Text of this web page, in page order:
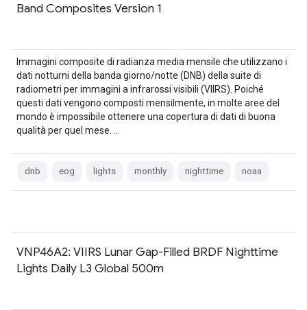
Band Composites Version 1
Immagini composite di radianza media mensile che utilizzano i
dati notturni della banda giorno/notte (DNB) della suite di
radiometri per immagini a infrarossi visibili (VIIRS). Poiché
questi dati vengono composti mensilmente, in molte aree del
mondo è impossibile ottenere una copertura di dati di buona
qualità per quel mese. …
dnb eog lights monthly nighttime noaa
VNP46A2: VIIRS Lunar Gap-Filled BRDF Nighttime
Lights Daily L3 Global 500m